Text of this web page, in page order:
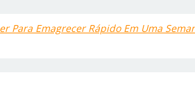
Para Emagrecer Rápido Em Uma